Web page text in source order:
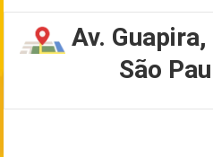
Av.
São